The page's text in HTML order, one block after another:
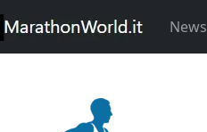
News